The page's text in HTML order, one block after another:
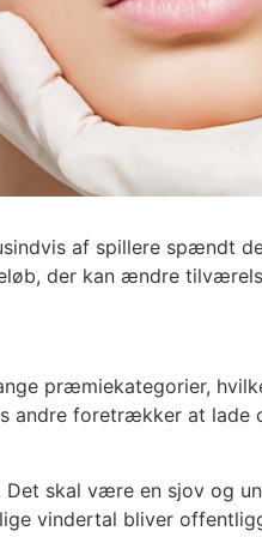
af spillere spændt
der kan ændre
præmiekategorier,
andre foretrækker at lade
skal være en sjov og
vindertal bliver